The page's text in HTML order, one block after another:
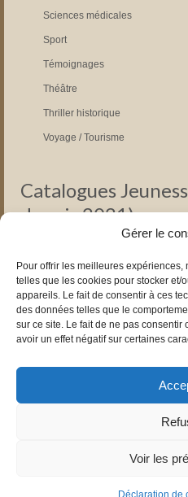
Gérer le
Pour offrir les meilleures
telles que les cookies pour stocker et/
appareils. Le fait de consentir à ces
des données telles que le
sur ce site. Le fait de ne pas
avoir un effet négatif sur certaines
Voir les
Déclaration de
Sciences médicales
Sport
Témoignages
Théâtre
Thriller historique
Voyage / Tourisme
Catalogues
depuis 2021)
Romans pour ENFANTS
Romans pour JUNIORS
Livres instructifs pour enfants
BD Jeunesse
Livres pour Enfants